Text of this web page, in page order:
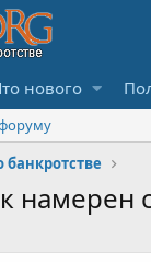
нового
банкротстве
намерен